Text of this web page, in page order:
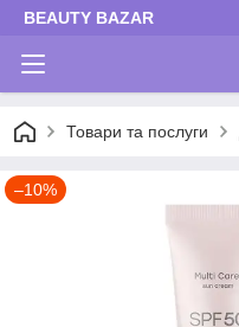
BEAUTY BAZAR
Товари та послуги
–10%